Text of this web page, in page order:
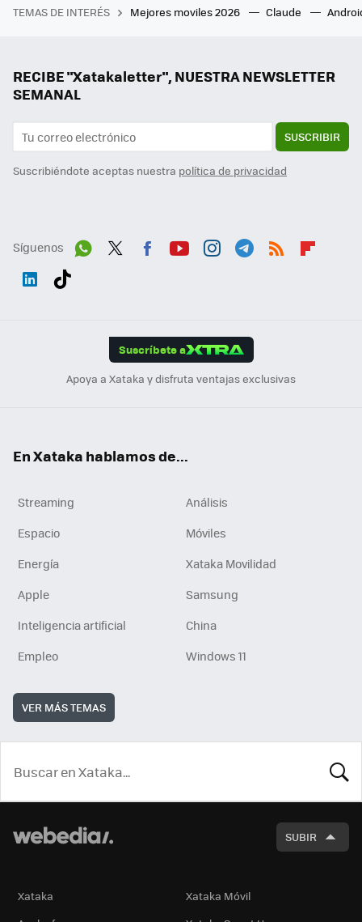
TEMAS DE INTERÉS Mejores moviles 2026 Claude
RECIBE "Xatakaletter", NUESTRA NEWSLETTER
SEMANAL
SUSCRIBIR
Suscribiéndote aceptas nuestra política de privacidad
Síguenos
Suscríbete a
Apoya a Xataka y disfruta ventajas exclusivas
En Xataka hablamos de...
Streaming
Análisis
Espacio
Móviles
Energía
Xataka Movilidad
Apple
Samsung
Inteligencia artificial
China
Empleo
Windows 11
VER MÁS TEMAS
SUBIR
Xataka
Xataka Móvil